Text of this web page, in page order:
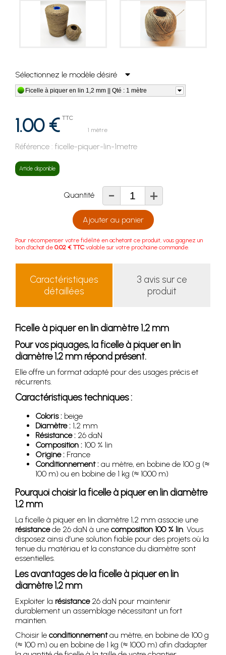
Sélectionnez le modèle désiré
Ficelle à piquer en lin 1,2 mm || Qté : 1 mètre
1.00 € TTC
1 mètre
Référence : ficelle-piquer-lin-1metre
Article disponible
Quantité - +
Ajouter au panier
Pour récompenser votre fidélité en achetant ce produit, vous gagnez un
bon d'achat de 0.02 € TTC valable sur votre prochaine commande.
Caractéristiques
détaillées
3 avis sur ce
produit
Ficelle à piquer en lin diamètre 1,2 mm
Pour vos piquages, la ficelle à piquer en lin
diamètre 1,2 mm répond présent.
Elle offre un format adapté pour des usages précis et
récurrents.
Caractéristiques techniques :
Coloris : beige
Diamètre : 1,2 mm
Résistance : 26 daN
Composition : 100 % lin
Origine : France
Conditionnement : au mètre, en bobine de 100 g (≈
100 m) ou en bobine de 1 kg (≈ 1000 m)
Pourquoi choisir la ficelle à piquer en lin diamètre
1,2 mm
La ficelle à piquer en lin diamètre 1,2 mm associe une
résistancede 26 daN à une composition 100 % lin . Vous
disposez ainsi d’une solution fiable pour des projets où la
tenue du matériau et la constance du diamètre sont
essentielles.
Les avantages de la ficelle à piquer en lin
diamètre 1,2 mm
Exploiter la résistance26 daN pour maintenir
durablement un assemblage nécessitant un fort
maintien.
Choisir le conditionnementau mètre, en bobine de 100 g
(≈ 100 m) ou en bobine de 1 kg (≈ 1000 m) afin d’adapter